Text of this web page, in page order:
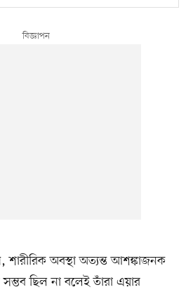
অবস্থা অত্যন্ত আশঙ্কাজনক
ছিল না বলেই তাঁরা এয়ার